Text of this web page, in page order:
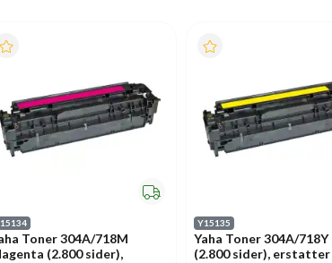
Toner 304A/718M
(2.800 sider),
Y15135
Yaha Toner 304A/718Y
(2.800 sider), erstatter